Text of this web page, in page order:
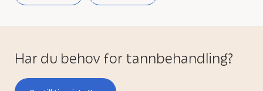
Har du behov for tannbehandling?